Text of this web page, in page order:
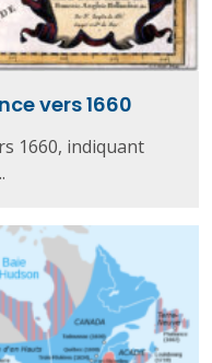
vers 1660
1660, indiquant